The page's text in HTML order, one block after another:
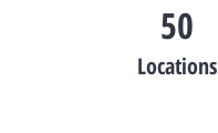
50
Locations